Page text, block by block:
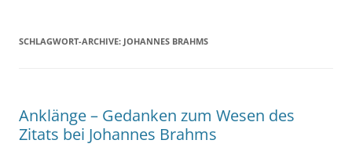
SCHLAGWORT-ARCHIVE: JOHANNES BRAHMS
Anklänge – Gedanken zum Wesen des
Zitats bei Johannes Brahms